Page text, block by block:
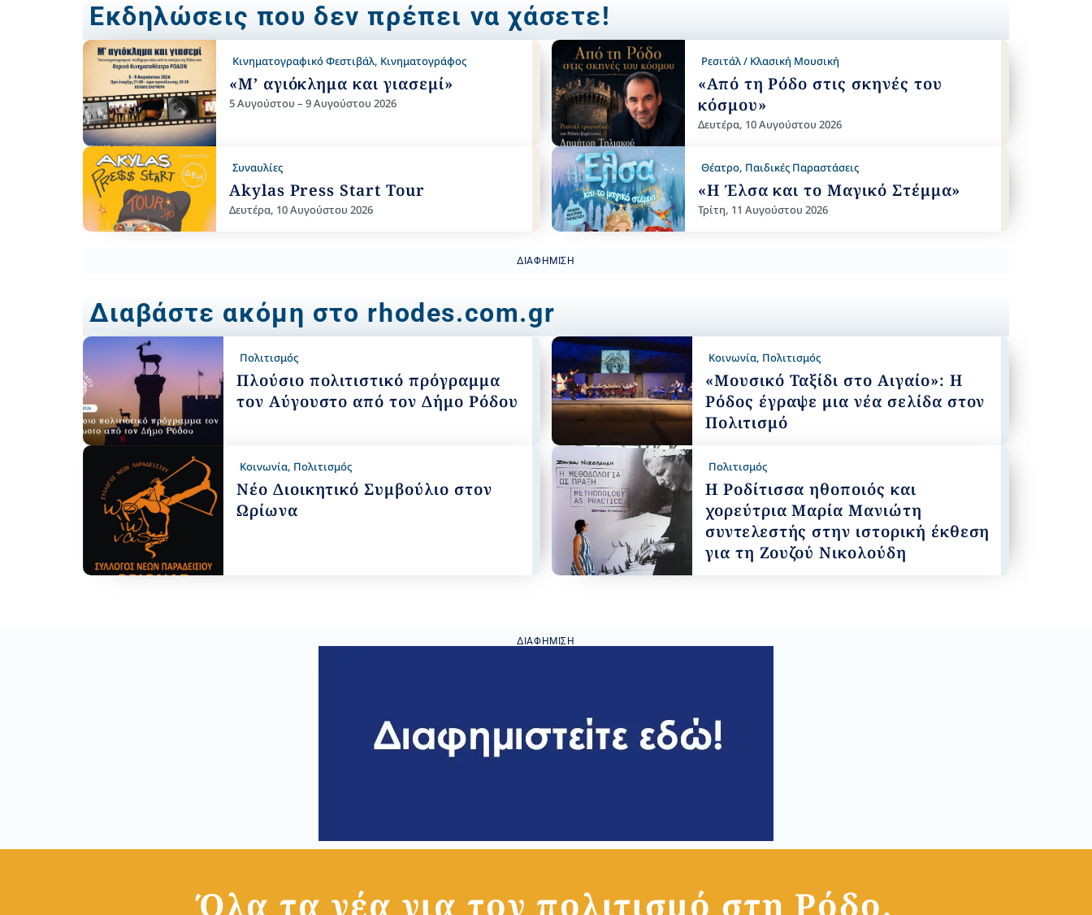
Εκδηλώσεις που δεν πρέπει να χάσετε!
Κινηματογραφικό Φεστιβάλ, Κινηματογράφος
«Μ’ αγιόκλημα και γιασεμί»
5 Αυγούστου – 9 Αυγούστου 2026
Ρεσιτάλ / Κλασική Μουσική
«Από τη Ρόδο στις σκηνές του
κόσμου»
Δευτέρα, 10 Αυγούστου 2026
Συναυλίες
Akylas Press Start Tour
Δευτέρα, 10 Αυγούστου 2026
Θέατρο, Παιδικές Παραστάσεις
«Η Έλσα και το Μαγικό Στέμμα»
Τρίτη, 11 Αυγούστου 2026
ΔΙΑΦΉΜΙΣΗ
Διαβάστε ακόμη στο rhodes.com.gr
Πολιτισμός
Πλούσιο πολιτιστικό πρόγραμμα
τον Αύγουστο από τον Δήμο Ρόδου
Κοινωνία, Πολιτισμός
«Μουσικό Ταξίδι στο Αιγαίο»: Η
Ρόδος έγραψε μια νέα σελίδα στον
Πολιτισμό
Κοινωνία, Πολιτισμός
Νέο Διοικητικό Συμβούλιο στον
Ωρίωνα
Πολιτισμός
Η Ροδίτισσα ηθοποιός και
χορεύτρια Μαρία Μανιώτη
συντελεστής στην ιστορική έκθεση
για τη Ζουζού Νικολούδη
ΔΙΑΦΉΜΙΣΗ
Όλα τα νέα για τον πολιτισμό στη Ρόδο,